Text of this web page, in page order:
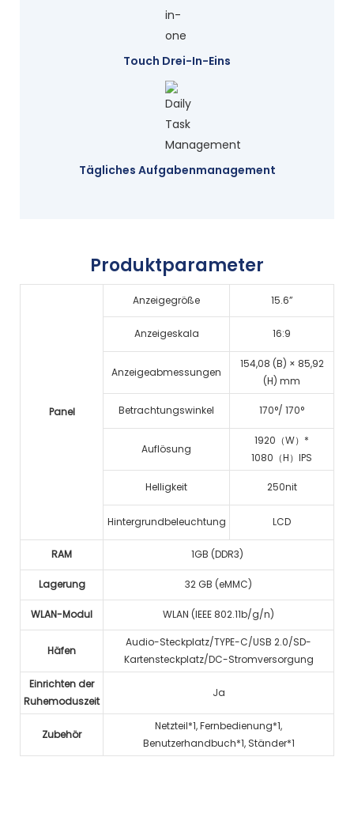
Touch Drei-In-Eins
Tägliches Aufgabenmanagement
Produktparameter
Panel
Anzeigegröße 15.6”
Anzeigeskala 16:9
Anzeigeabmessungen
154,08 (B) × 85,92
(H) mm
Betrachtungswinkel 170°/ 170°
Auflösung
1920（W）*
1080（H）IPS
Helligkeit 250nit
Hintergrundbeleuchtung LCD
RAM 1GB (DDR3)
Lagerung 32 GB (eMMC)
WLAN-Modul WLAN (IEEE 802.11b/g/n)
Häfen
Audio-Steckplatz/TYPE-C/USB 2.0/SD-
Kartensteckplatz/DC-Stromversorgung
Einrichten der
Ruhemoduszeit
Ja
Zubehör
Netzteil*1, Fernbedienung*1,
Benutzerhandbuch*1, Ständer*1